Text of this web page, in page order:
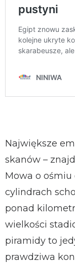
Największe
skanów –
Mowa o
cylindrach
ponad
wielkości
piramidy to
prawdziwa